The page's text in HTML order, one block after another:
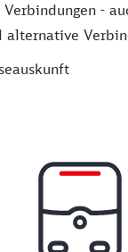
-
alternative